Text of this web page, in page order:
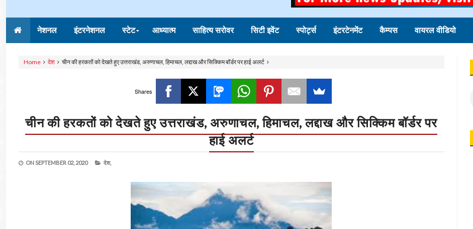
नेशनल इंटरनेशनल स्टेट आध्यात्म साहित्य सरोवर सिटी इवेंट स्पोर्ट्स इंटरटेनमेंट कैम्पस वायरल वीडियो
Home देश चीन की हरकतों को देखते हुए उत्तराखंड, अरुणाचल, हिमाचल, लद्दाख और सिक्किम बॉर्डर पर हाई अलर्ट
Shares
चीन की हरकतों को देखते हुए उत्तराखंड, अरुणाचल, हिमाचल, लद्दाख और सिक्किम बॉर्डर पर
हाई अलर्ट
ONSEPTEMBER 02, 2020 देश,